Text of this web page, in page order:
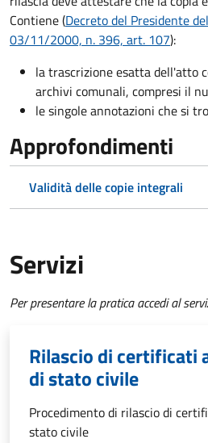
Contiene (Decreto del Presidente
03/11/2000, n. 396, art. 107):
la trascrizione esatta dell'atto
archivi comunali, compresi il
le singole annotazioni che si
Approfondimenti
Validità delle copie integrali
Servizi
Per presentare la pratica accedi al
Rilascio di certificati
di stato civile
Procedimento di rilascio di
stato civile